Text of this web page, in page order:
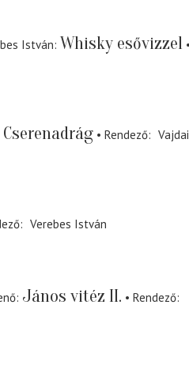
István Whisky esővizzel
Cserenadrág Rendező
Vajdai
Verebes István
János vitéz II.
Rendező